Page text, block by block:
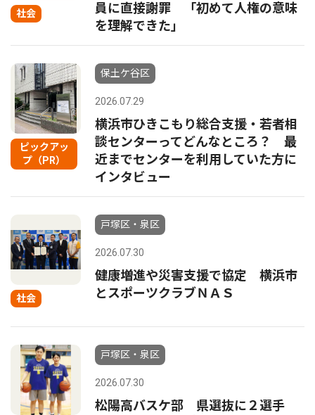
社会
員に直接謝罪 「初めて人権の意味
を理解できた」
ピックアッ
プ（PR）
保土ケ谷区
2026.07.29
横浜市ひきこもり総合支援・若者相
談センターってどんなところ？ 最
近までセンターを利用していた方に
インタビュー
社会
戸塚区・泉区
2026.07.30
健康増進や災害支援で協定 横浜市
とスポーツクラブＮＡＳ
戸塚区・泉区
2026.07.30
松陽高バスケ部 県選抜に２選手